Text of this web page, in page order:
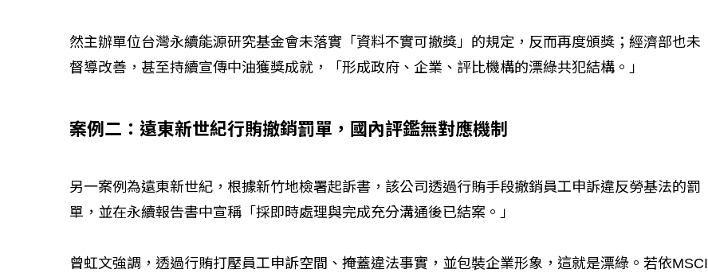
然主辦單位台灣永續能源研究基金會未落實「資料不實可撤獎」的規定，反而再度頒獎；經濟部也未
督導改善，甚至持續宣傳中油獲獎成就，「形成政府、企業、評比機構的漂綠共犯結構。」
案例二：遠東新世紀行賄撤銷罰單，國內評鑑無對應機制
另一案例為遠東新世紀，根據新竹地檢署起訴書，該公司透過行賄手段撤銷員工申訴違反勞基法的罰
單，並在永續報告書中宣稱「採即時處理與完成充分溝通後已結案。」
曾虹文強調，透過行賄打壓員工申訴空間、掩蓋違法事實，並包裝企業形象，這就是漂綠。若依MSCI